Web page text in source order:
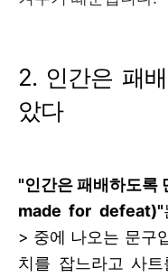
2. 인간은 패
았다
"인간은 패배하도록
made for defeat)"
> 중에 나오는 문구
치를 잡느라고 사